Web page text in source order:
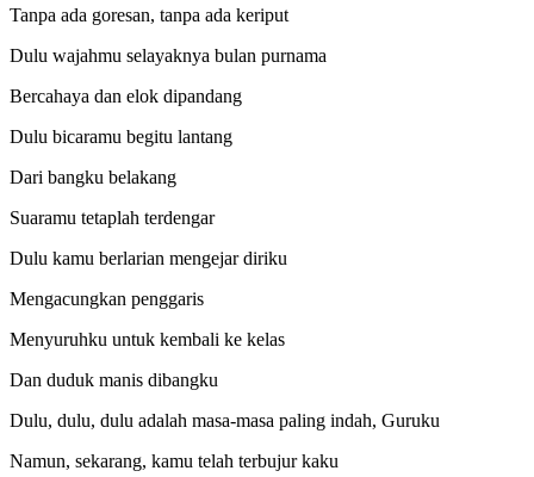
Tanpa ada goresan, tanpa ada keriput
Dulu wajahmu selayaknya bulan purnama
Bercahaya dan elok dipandang
Dulu bicaramu begitu lantang
Dari bangku belakang
Suaramu tetaplah terdengar
Dulu kamu berlarian mengejar diriku
Mengacungkan penggaris
Menyuruhku untuk kembali ke kelas
Dan duduk manis dibangku
Dulu, dulu, dulu adalah masa-masa paling indah, Guruku
Namun, sekarang, kamu telah terbujur kaku